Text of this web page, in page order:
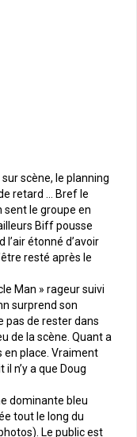
scène, le planning
retard … Bref le
sent le groupe en
Biff pousse
étonné d’avoir
resté après le
Man » rageur suivi
surprend son
pas de rester dans
de la scène. Quant a
en place. Vraiment
n’y a que Doug
dominante bleu
tout le long du
Le public est